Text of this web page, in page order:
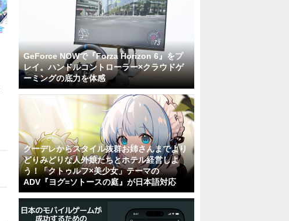
GeForce NOWで『Forza Horizon 6』をプ
レイ。ハンドルコントローラー×クラウドゲ
ーミングの底力を体感
クーデレからスタイル抜群お姉さんまでより
どりみどりな人外娘たちとホテル経営しよ
う！「クトゥルフ×美少女」テーマの
ADV『ヨグ=ソトースの庭』が日本語対応